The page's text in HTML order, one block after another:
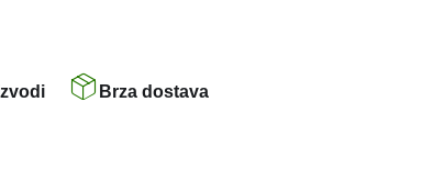
Brza dostava